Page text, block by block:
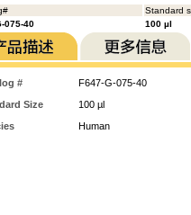
Standard
075-40
100 µl
#
F647-G-075-40
Size
100 µl
Human